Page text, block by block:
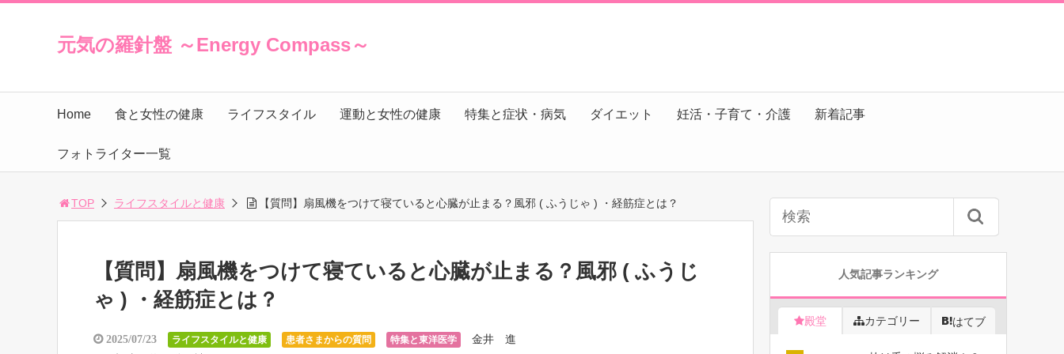
元気の羅針盤 ～Energy Compass～
Home 食と女性の健康 ライフスタイル 運動と女性の健康 特集と症状・病気 ダイエット 妊活・子育て・介護 新着記事
フォトライター一覧
TOP ライフスタイルと健康 【質問】扇風機をつけて寝ていると心臓が止まる？風邪 ( ふうじゃ ) ・経筋症とは？
【質問】扇風機をつけて寝ていると心臓が止まる？風邪 ( ふうじ
ゃ ) ・経筋症とは？
2025/07/23 ライフスタイルと健康 患者さまからの質問 特集と東洋医学
金井 進
人気記事ランキング
殿堂 カテゴリー はてブ